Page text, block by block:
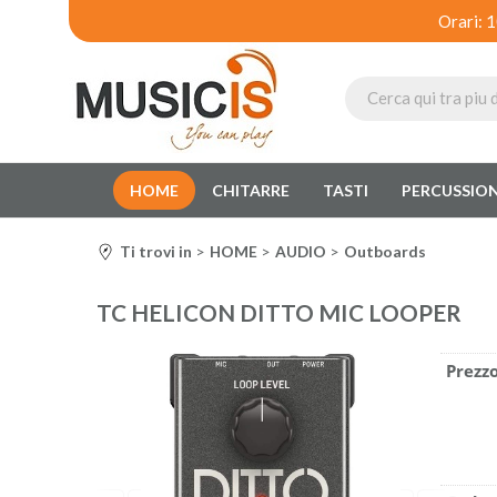
Orari:
HOME CHITARRE TASTI
Ti trovi in HOME AUDIO Outboards
TC HELICON DITTO MIC LOOPER